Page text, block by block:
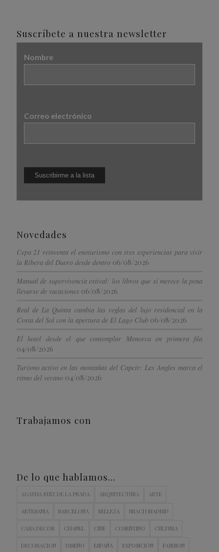
Suscríbete a nuestra newsletter
Nombre
Correo electrónico
Novedades
Cepa 21 reinventa el enoturismo con tres experiencias para vivir
la Ribera del Duero desde dentro 06/08/2026
Manual de supervivencia estival: los libros que sí merece la pena
llevarse de vacaciones 06/08/2026
Real de La Quinta cambia las reglas del lujo residencial en la
Costa del Sol con la apertura de El Lago Club 06/08/2026
El hotel desde el que contemplar Menorca en primera fila
04/08/2026
Turismo activo en las montañas del Capcir: Les Angles marca el
ritmo del verano 04/08/2026
Trabajamos con
De lo que hablamos…
AGATHA RUIZ DE LA PRADA ARQUITECTURA ARTE
ARTESANIA BARCELONA BELLEZA BRACH MADRID
CASA DECOR CHANEL CINE COSENTINO CULTURA
DECORACION DISEÑO ESPAÑA EXPOSICIÓN FASHION